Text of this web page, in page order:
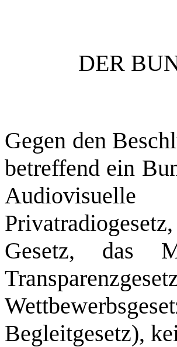
DER
Gegen den
betreffend ein
Gesetz, das
Begleitgesetz),